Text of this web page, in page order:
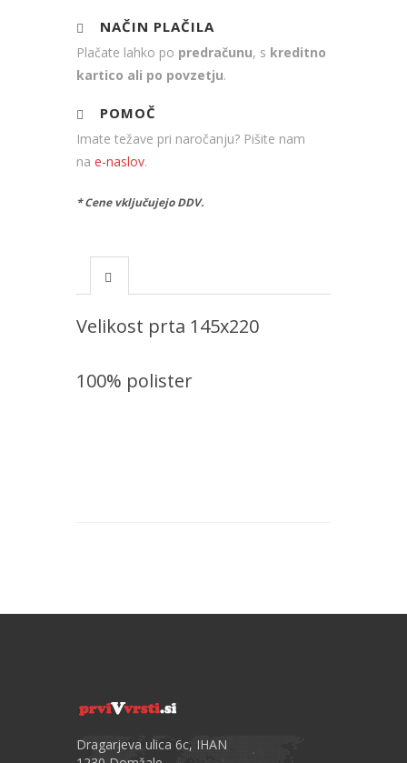
NAČIN PLAČILA
Plačate lahko po predračunu, s kreditno
kartico ali po povzetju.
POMOČ
Imate težave pri naročanju? Pišite nam
na e-naslov.
* Cene vključujejo DDV.
Velikost prta 145x220
100% polister
Dragarjeva ulica 6c, IHAN